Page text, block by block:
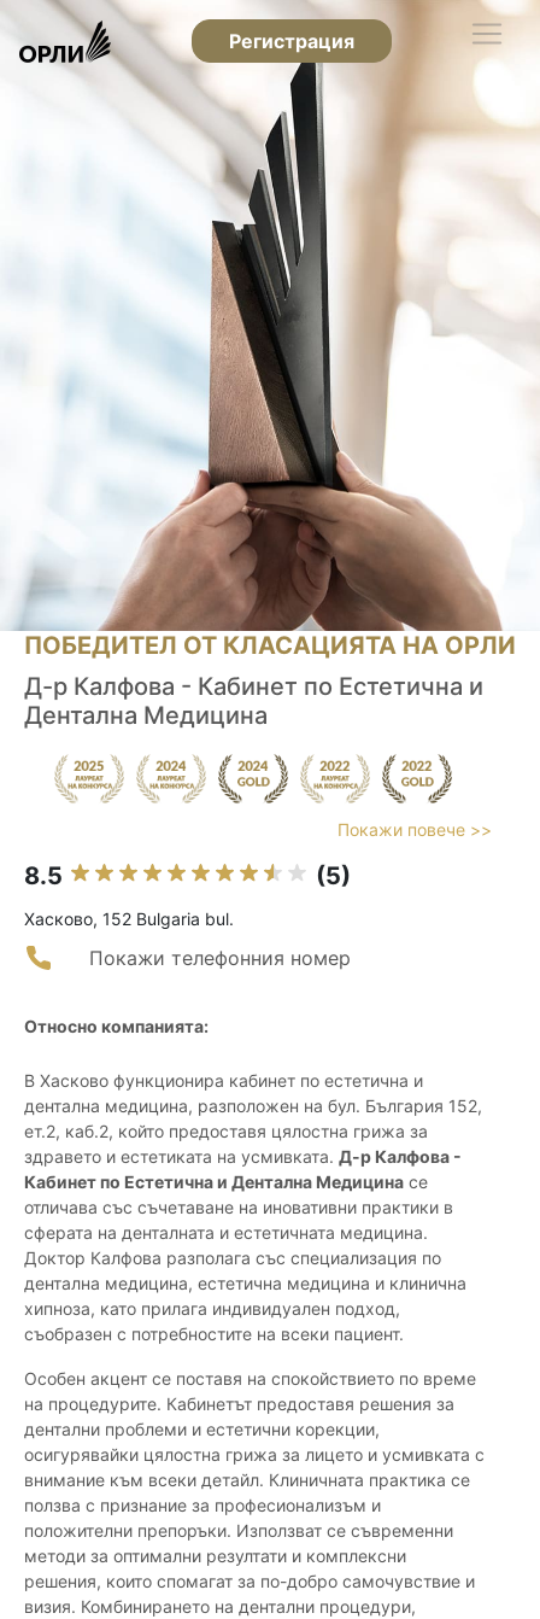
Регистрация
ПОБЕДИТЕЛ ОТ КЛАСАЦИЯТА НА ОРЛИ
Д-р Калфова - Кабинет по Естетична и
Дентална Медицина
Покажи повече >>
8.5 (5)
Хасково, 152 Bulgaria bul.
Покажи телефонния номер
Относно компанията:
В Хасково функционира кабинет по естетична и
дентална медицина, разположен на бул. България 152,
ет.2, каб.2, който предоставя цялостна грижа за
здравето и естетиката на усмивката. Д-р Калфова -
Кабинет по Естетична и Дентална Медицина се
отличава със съчетаване на иновативни практики в
сферата на денталната и естетичната медицина.
Доктор Калфова разполага със специализация по
дентална медицина, естетична медицина и клинична
хипноза, като прилага индивидуален подход,
съобразен с потребностите на всеки пациент.
Особен акцент се поставя на спокойствието по време
на процедурите. Кабинетът предоставя решения за
дентални проблеми и естетични корекции,
осигурявайки цялостна грижа за лицето и усмивката с
внимание към всеки детайл. Клиничната практика се
ползва с признание за професионализъм и
положителни препоръки. Използват се съвременни
методи за оптимални резултати и комплексни
решения, които спомагат за по-добро самочувствие и
визия. Комбинирането на дентални процедури,